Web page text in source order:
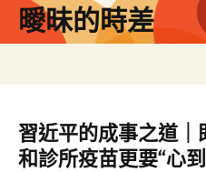
曖昧的時差
習近平的成事之道｜
和診所疫苗更要“心